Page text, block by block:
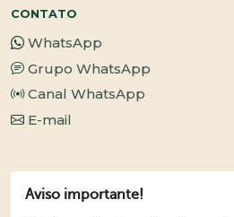
CONTATO
WhatsApp
Grupo WhatsApp
Canal WhatsApp
E-mail
Aviso importante!